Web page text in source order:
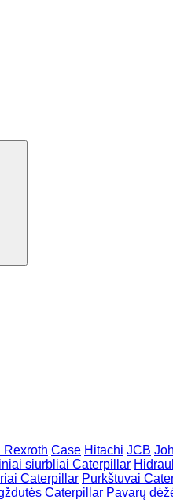
Rexroth Case Hitachi JCB
siurbliai Caterpillar
Caterpillar Purkštuvai
Caterpillar Pavarų